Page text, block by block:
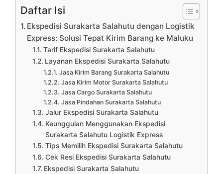
Daftar Isi
Ekspedisi Surakarta Salahutu dengan Logistik
Express: Solusi Tepat Kirim Barang ke Maluku
Tarif Ekspedisi Surakarta Salahutu
Layanan Ekspedisi Surakarta Salahutu
Jasa Kirim Barang Surakarta Salahutu
Jasa Kirim Motor Surakarta Salahutu
Jasa Cargo Surakarta Salahutu
Jasa Pindahan Surakarta Salahutu
Jalur Ekspedisi Surakarta Salahutu
Keunggulan Menggunakan Ekspedisi
Surakarta Salahutu Logistik Express
Tips Memilih Ekspedisi Surakarta Salahutu
Cek Resi Ekspedisi Surakarta Salahutu
Ekspedisi Surakarta Salahutu